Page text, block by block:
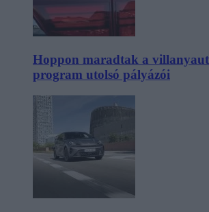
Hoppon maradtak a
program utolsó pályázói